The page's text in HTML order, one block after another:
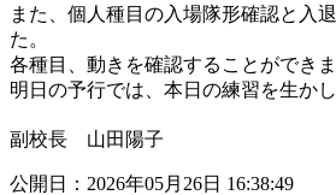
また、個人種目の入場隊形確認と入
た。
各種目、動きを確認することができま
明日の予行では、本日の練習を生か
副校長 山田陽子
公開日：2026年05月26日 16:38:49